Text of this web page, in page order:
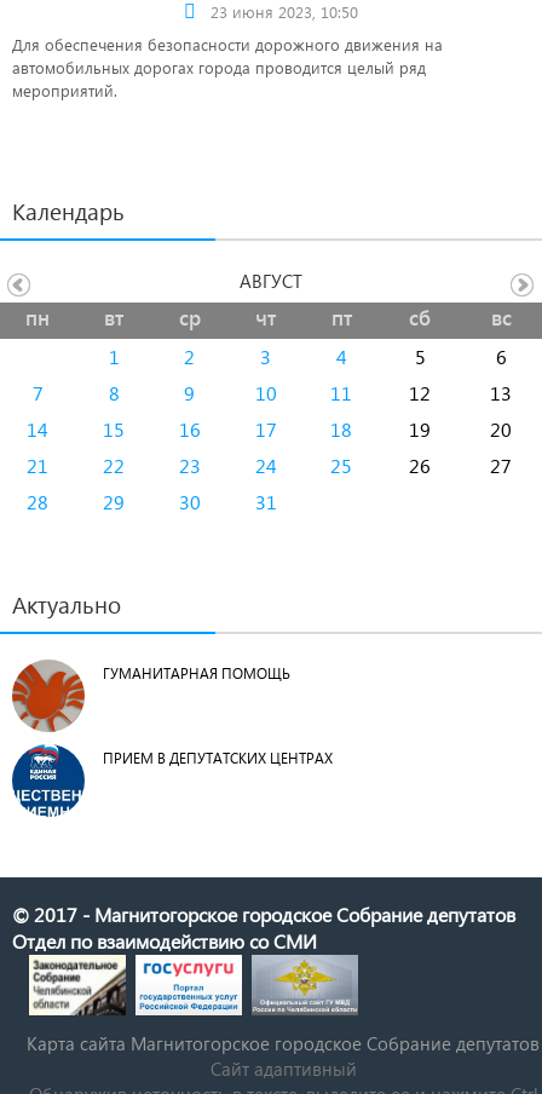
23 июня 2023, 10:50
Для обеспечения безопасности дорожного движения на
автомобильных дорогах города проводится целый ряд
мероприятий.
Календарь
пн вт ср чт пт сб вс
1 2 3 4 5
6
7
8 9 10 11 12
13
14
15 16 17 18 19
20
21
22 23 24 25 26
27
28
29 30 31
АВГУСТ
Актуально
ГУМАНИТАРНАЯ ПОМОЩЬ
ПРИЕМ В ДЕПУТАТСКИХ ЦЕНТРАХ
© 2017 - Магнитогорское городское Собрание депутатов
Отдел по взаимодействию со СМИ
Карта сайта Магнитогорское городское Cобрание депутатов
Сайт адаптивный